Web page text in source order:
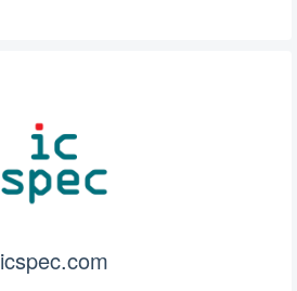
icspec.com